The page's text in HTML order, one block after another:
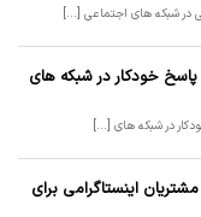
در شبکه های اجتماعی [...]
پاسخ خودکار در شبکه های
در شبکه های [...]
اینستاگرامی برای